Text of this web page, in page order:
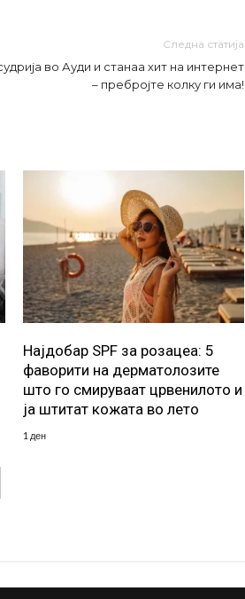
Следна статија
во Ауди и станаа хит на интернет
– пребројте колку ги има!
Најдобар SPF за розацеа: 5
фаворити на дерматолозите
што го смируваат црвенилото и
ја штитат кожата во лето
1 ден